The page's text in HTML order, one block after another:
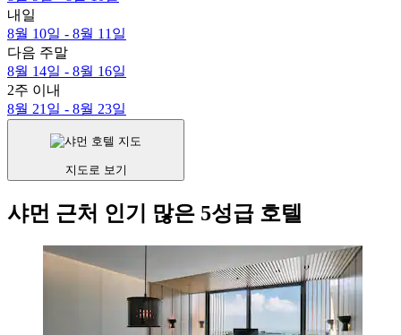
내일
8월 10일 - 8월 11일
다음 주말
8월 14일 - 8월 16일
2주 이내
8월 21일 - 8월 23일
지도로 보기
샤먼 근처 인기 많은 5성급 호텔